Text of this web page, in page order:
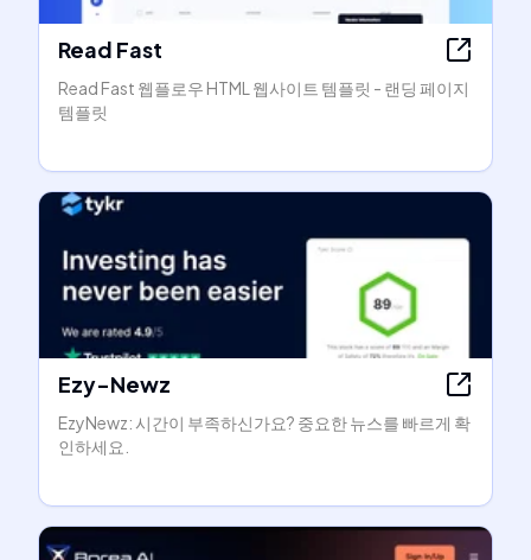
Read Fast
Read Fast 웹플로우 HTML 웹사이트 템플릿 - 랜딩 페이지
템플릿
Ezy-Newz
EzyNewz: 시간이 부족하신가요? 중요한 뉴스를 빠르게 확
인하세요.